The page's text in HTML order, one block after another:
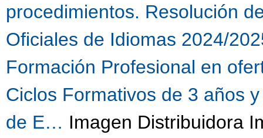
procedimientos. Resolución
Oficiales de Idiomas 2024/
Formación Profesional en
Ciclos Formativos de 3 años
de E… Imagen Distribuidora